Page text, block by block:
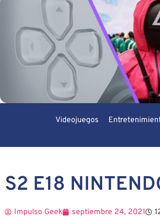
Videojuegos
S2 E18
Impulso Geek septiembre 24, 2021